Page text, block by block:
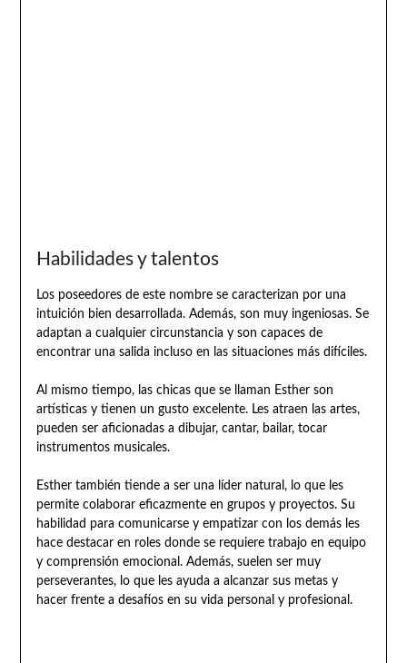
Habilidades y talentos
Los poseedores de este nombre se caracterizan por una
intuición bien desarrollada. Además, son muy ingeniosas. Se
adaptan a cualquier circunstancia y son capaces de
encontrar una salida incluso en las situaciones más difíciles.
Al mismo tiempo, las chicas que se llaman Esther son
artísticas y tienen un gusto excelente. Les atraen las artes,
pueden ser aficionadas a dibujar, cantar, bailar, tocar
instrumentos musicales.
Esther también tiende a ser una líder natural, lo que les
permite colaborar eficazmente en grupos y proyectos. Su
habilidad para comunicarse y empatizar con los demás les
hace destacar en roles donde se requiere trabajo en equipo
y comprensión emocional. Además, suelen ser muy
perseverantes, lo que les ayuda a alcanzar sus metas y
hacer frente a desafíos en su vida personal y profesional.